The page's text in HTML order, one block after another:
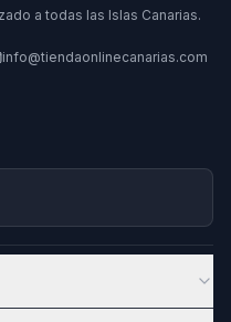
a todas las Islas Canarias.
info@tiendaonlinecanarias.com